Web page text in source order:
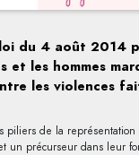
du 4 août 2014
et les hommes
les violences
piliers de la
un précurseur dans leur